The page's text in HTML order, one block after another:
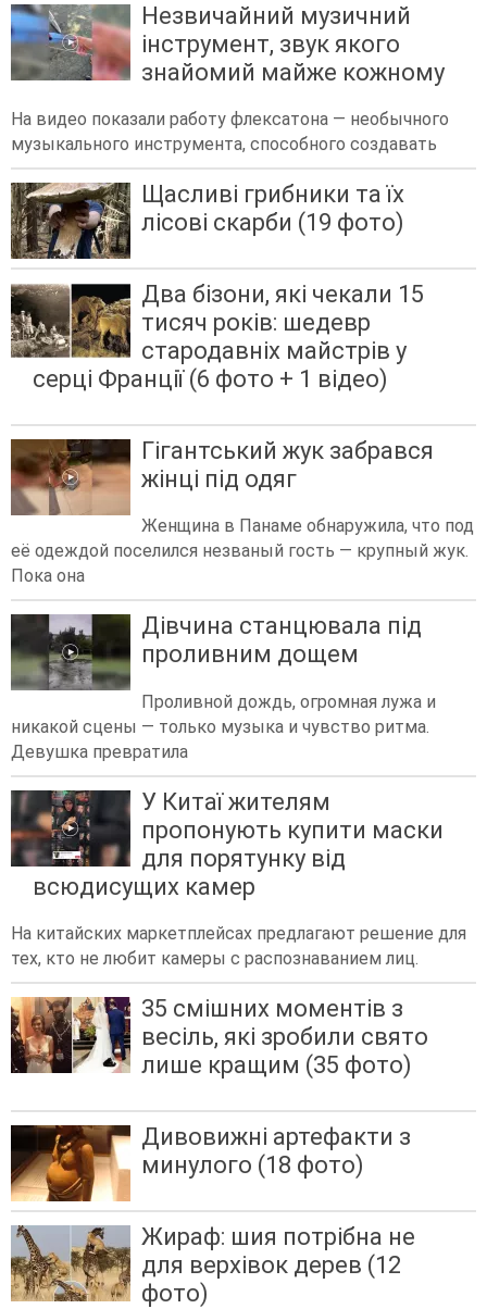
Незвичайний музичний
інструмент, звук якого
знайомий майже кожному
На видео показали работу флексатона — необычного
музыкального инструмента, способного создавать
Щасливі грибники та їх
лісові скарби (19 фото)
Два бізони, які чекали 15
тисяч років: шедевр
стародавніх майстрів у
серці Франції (6 фото + 1 відео)
Гігантський жук забрався
жінці під одяг
Женщина в Панаме обнаружила, что под
её одеждой поселился незваный гость — крупный жук.
Пока она
Дівчина станцювала під
проливним дощем
Проливной дождь, огромная лужа и
никакой сцены — только музыка и чувство ритма.
Девушка превратила
У Китаї жителям
пропонують купити маски
для порятунку від
всюдисущих камер
На китайских маркетплейсах предлагают решение для
тех, кто не любит камеры с распознаванием лиц.
35 смішних моментів з
весіль, які зробили свято
лише кращим (35 фото)
Дивовижні артефакти з
минулого (18 фото)
Жираф: шия потрібна не
для верхівок дерев (12
фото)